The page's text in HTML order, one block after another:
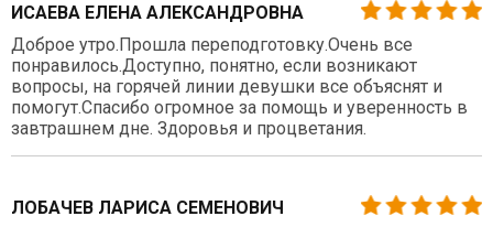
ИСАЕВА ЕЛЕНА АЛЕКСАНДРОВНА
Доброе утро.Прошла переподготовку.Очень все
понравилось.Доступно, понятно, если возникают
вопросы, на горячей линии девушки все объяснят и
помогут.Спасибо огромное за помощь и уверенность в
завтрашнем дне. Здоровья и процветания.
ЛОБАЧЕВ ЛАРИСА СЕМЕНОВИЧ